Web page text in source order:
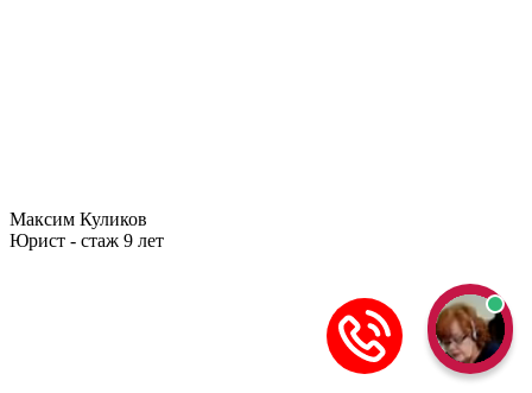
Максим Куликов
Юрист - стаж 9 лет